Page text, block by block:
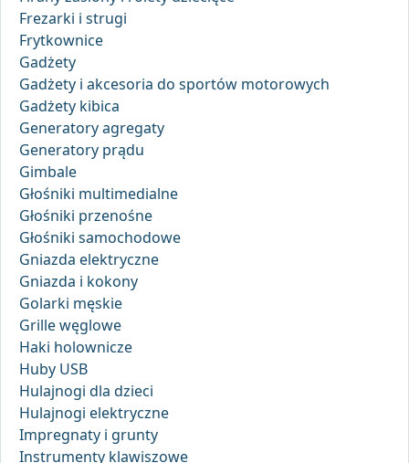
Frezarki i strugi
Frytkownice
Gadżety
Gadżety i akcesoria do sportów motorowych
Gadżety kibica
Generatory agregaty
Generatory prądu
Gimbale
Głośniki multimedialne
Głośniki przenośne
Głośniki samochodowe
Gniazda elektryczne
Gniazda i kokony
Golarki męskie
Grille węglowe
Haki holownicze
Huby USB
Hulajnogi dla dzieci
Hulajnogi elektryczne
Impregnaty i grunty
Instrumenty klawiszowe